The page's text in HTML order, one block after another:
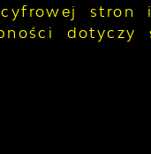
stron
dotyczy